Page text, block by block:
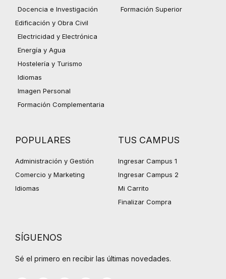
Docencia e Investigación
Edificación y Obra Civil
Electricidad y Electrónica
Energía y Agua
Hostelería y Turismo
Idiomas
Imagen Personal
Formación Complementaria
Formación Superior
POPULARES
Administración y Gestión
Comercio y Marketing
Idiomas
TUS CAMPUS
Ingresar Campus 1
Ingresar Campus 2
Mi Carrito
Finalizar Compra
SÍGUENOS
Sé el primero en recibir las últimas novedades.